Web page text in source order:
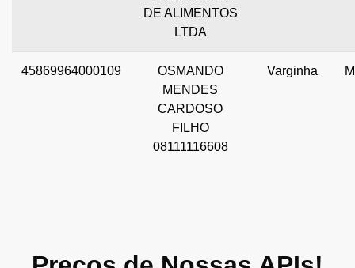
DE ALIMENTOS
LTDA
45869964000109
OSMANDO
MENDES
CARDOSO
FILHO
08111116608
Varginha